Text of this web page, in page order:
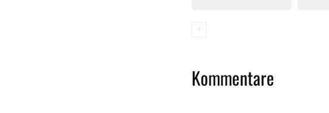
Kommentare